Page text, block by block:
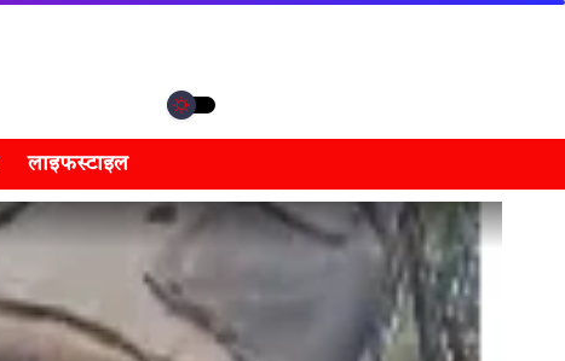
लाइफस्टाइल